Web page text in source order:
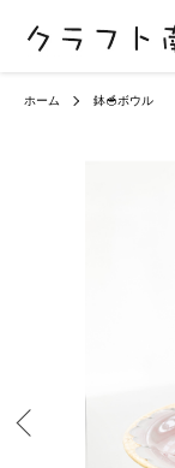
ホーム 鉢🥣ボウル